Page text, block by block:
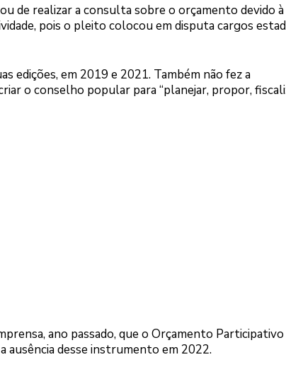
de realizar a consulta sobre o orçamento devido à
pois o pleito colocou em disputa cargos
edições, em 2019 e 2021. Também não fez a
o conselho popular para “planejar, propor,
ano passado, que o Orçamento Participativo
ausência desse instrumento em 2022.